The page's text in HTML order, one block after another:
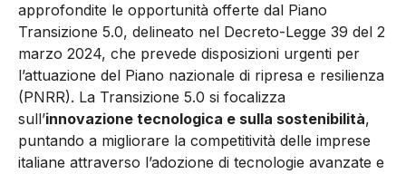
approfondite le opportunità offerte dal Piano
Transizione 5.0, delineato nel Decreto-Legge 39 del 2
marzo 2024, che prevede disposizioni urgenti per
l’attuazione del Piano nazionale di ripresa e resilienza
(PNRR). La Transizione 5.0 si focalizza
sull’innovazione tecnologica e sulla sostenibilità,
puntando a migliorare la competitività delle imprese
italiane attraverso l’adozione di tecnologie avanzate e